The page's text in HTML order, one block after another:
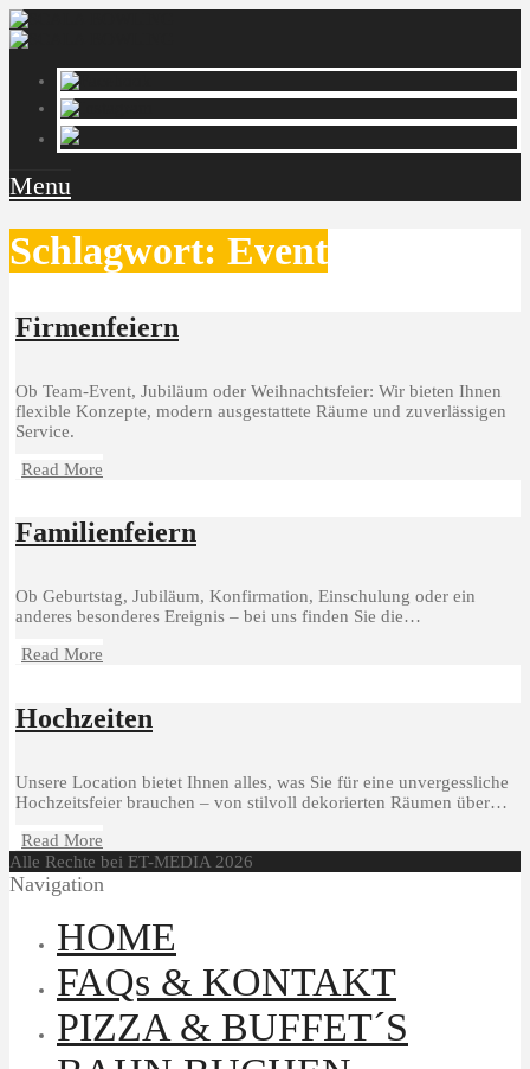
Menu
Schlagwort: Event
Firmenfeiern
Ob Team-Event, Jubiläum oder Weihnachtsfeier: Wir bieten Ihnen
flexible Konzepte, modern ausgestattete Räume und zuverlässigen
Service.
Read More
Familienfeiern
Ob Geburtstag, Jubiläum, Konfirmation, Einschulung oder ein
anderes besonderes Ereignis – bei uns finden Sie die…
Read More
Hochzeiten
Unsere Location bietet Ihnen alles, was Sie für eine unvergessliche
Hochzeitsfeier brauchen – von stilvoll dekorierten Räumen über…
Read More
Alle Rechte bei ET-MEDIA 2026
Navigation
HOME
FAQs & KONTAKT
PIZZA & BUFFET´S